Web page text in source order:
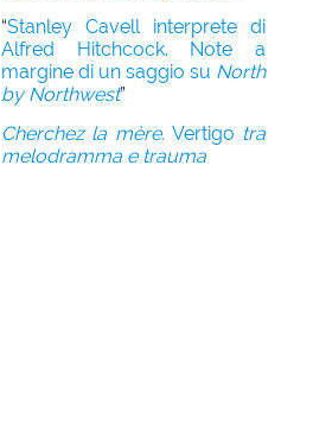
“Stanley Cavell interprete di
Alfred Hitchcock. Note a
margine di un saggio su North
by Northwest”
Cherchez la mère. Vertigo tra
melodramma e trauma